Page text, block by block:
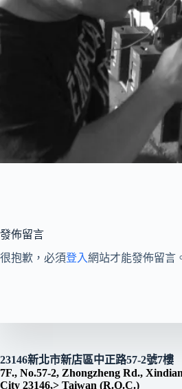
發佈留言
很抱歉，必須登入網站才能發佈留言
23146新北市新店區中正路57-2號7樓
7F., No.57-2, Zhongzheng Rd.,
City 23146,> Taiwan (R.O.C.)